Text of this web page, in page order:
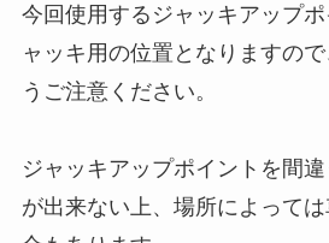
今回使用するジャッキアップ
ャッキ用の位置となりますの
うご注意ください。
ジャッキアップポイントを間
が出来ない上、場所によって